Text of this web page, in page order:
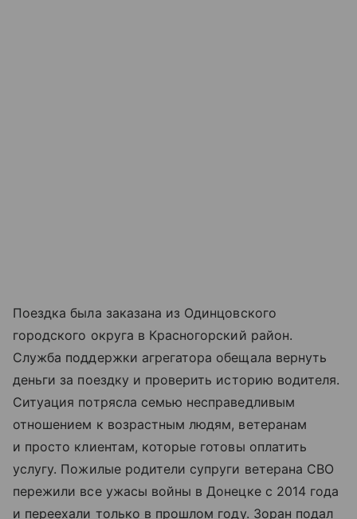
Поездка была заказана из Одинцовского
городского округа в Красногорский район.
Служба поддержки агрегатора обещала вернуть
деньги за поездку и проверить историю водителя.
Ситуация потрясла семью несправедливым
отношением к возрастным людям, ветеранам
и просто клиентам, которые готовы оплатить
услугу. Пожилые родители супруги ветерана СВО
пережили все ужасы войны в Донецке с 2014 года
и переехали только в прошлом году. Зоран подал